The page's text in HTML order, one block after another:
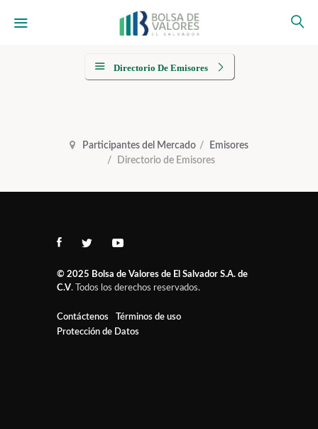
Directorio De Emisores
Participantes del Mercado
Emisores
Directorio de Emisores
© 2025 Bolsa de Valores de El Salvador S.A. de
C.V. Todos los derechos reservados.
Contáctenos
Términos de uso
Protección de Datos